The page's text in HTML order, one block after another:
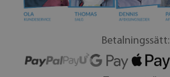
Betalningssätt: